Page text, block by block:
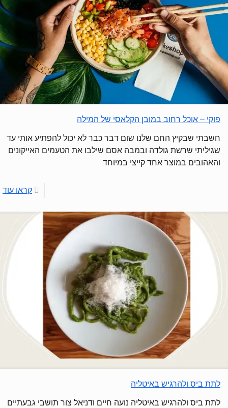
פוקי – אוכל רחוב במובן הקלאסי של המילה
חשבתי שבקיץ החם שלנו שום דבר כבר לא יכול להפתיע אותי עד
שגיליתי שרשת גולדה ובמבה אסם שילבו את הטעמים האייקונים
והאהובים במוצר אחד קייצי במיוחד
קראו עוד
לתת ביס ולהרגיש באיטליה
לתת ביס ולהרגיש באיטליה נועה חיים ודניאל צור תושבי גבעתיים